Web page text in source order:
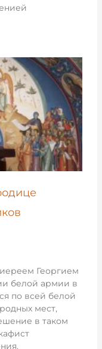
Георгием
белой армии в
по всей белой
мест,
в таком